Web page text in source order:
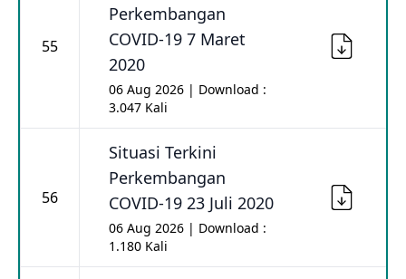
55
Perkembangan
COVID-19 7 Maret
2020
06 Aug 2026 | Download :
3.047 Kali
56
Situasi Terkini
Perkembangan
COVID-19 23 Juli 2020
06 Aug 2026 | Download :
1.180 Kali